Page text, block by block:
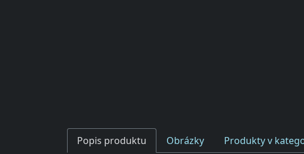
Popis produktu Obrázky Produkty v